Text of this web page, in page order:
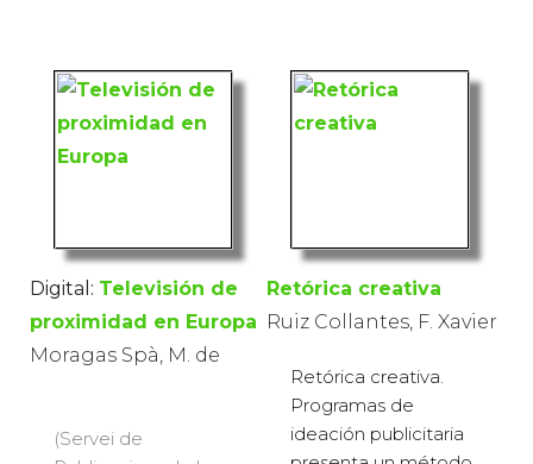
Digital: Televisión de
proximidad en Europa
Moragas Spà, M. de
(Servei de
Retórica creativa
Ruiz Collantes, F. Xavier
Retórica creativa.
Programas de
ideación publicitaria